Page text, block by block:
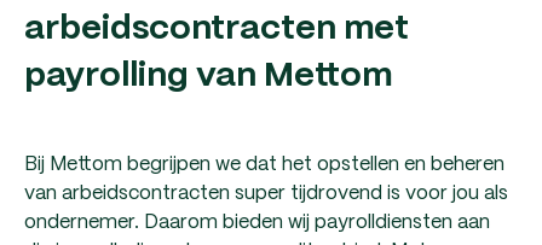
arbeidscontracten met
payrolling van Mettom
Bij Mettom begrijpen we dat het opstellen en beheren
van arbeidscontracten super tijdrovend is voor jou als
ondernemer. Daarom bieden wij payrolldiensten aan